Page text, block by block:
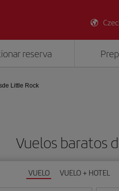
reserva
Little Rock
Vuelos baratos
VUELO VUELO + HOTEL